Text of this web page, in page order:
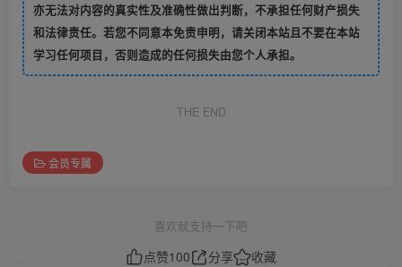
亦无法对内容的真实性及准确性做出判断，不承担任何财产损失
和法律责任。若您不同意本免责申明，请关闭本站且不要在本站
学习任何项目，否则造成的任何损失由您个人承担。
THE END
会员专属
喜欢就支持一下吧
点赞100 分享
收藏